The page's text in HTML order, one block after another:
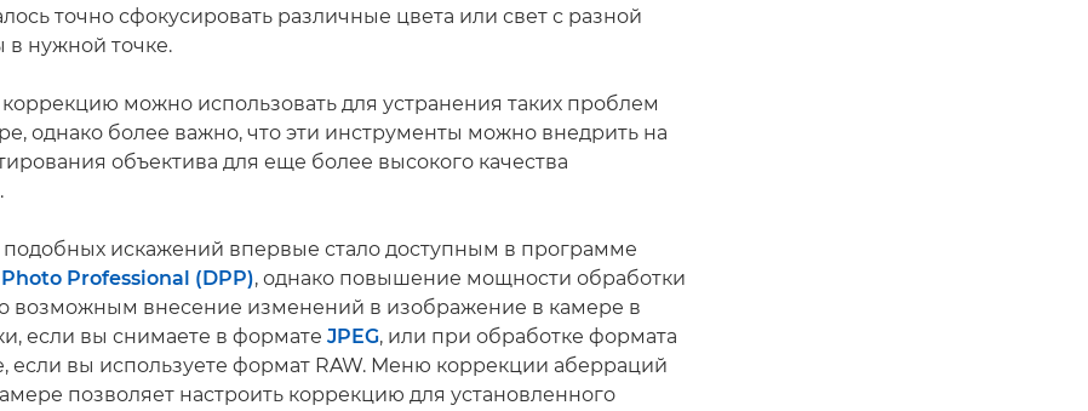
точно сфокусировать различные цвета или свет с разной
нужной точке.
можно использовать для устранения таких проблем
однако более важно, что эти инструменты можно внедрить на
объектива для еще более высокого качества
искажений впервые стало доступным в программе
Professional (DPP), однако повышение мощности обработки
возможным внесение изменений в изображение в камере в
если вы снимаете в формате JPEG, или при обработке формата
если вы используете формат RAW. Меню коррекции аберраций
позволяет настроить коррекцию для установленного